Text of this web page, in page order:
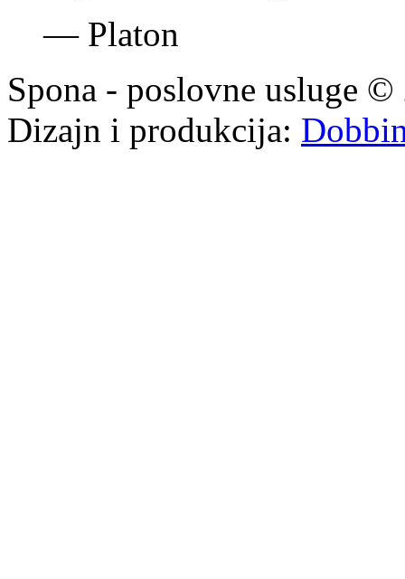
—Platon
Spona - poslovne usluge
Dizajn i produkcija: